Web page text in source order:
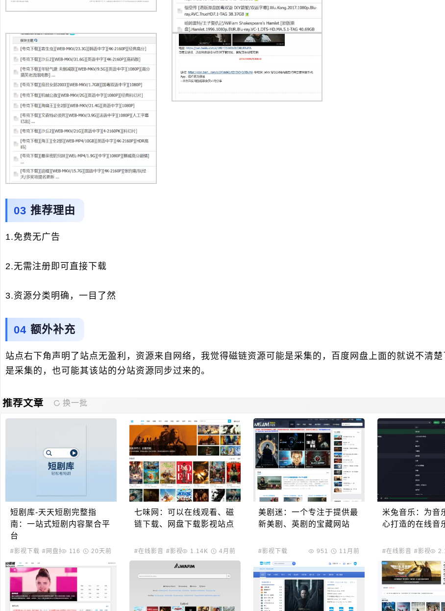
推荐理由
1.免费无广告
2.无需注册即可直接下载
3.资源分类明确，一目了然
额外补充
站点右下角声明了站点无盈利，资源来自网络，我觉得磁链资源可能是采集的，百度网盘上面的就说不清
是采集的，也可能其该站的分站资源同步过来的。
推荐文章 换一批
短剧库-天天短剧完整指
南：一站式短剧内容聚合平
台
#影视下载 #网盘搜索116 20天前
七味网：可以在线观看、磁
链下载、网盘下载影视站点
#在线影音 #影视下载1.14K 4月前
美剧迷：一个专注于提供最
新美剧、英剧的宝藏网站
#影视下载 951 11月前
米兔音乐：为音
心打造的在线音
#在线影音 #影视下载